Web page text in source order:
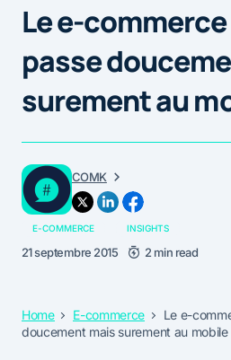
Le e-
passe
surement au
COMK
E-COMMERCE INSIGHTS
21 septembre 2015 2 min read
Home E-commerce
Le e-
doucement mais surement au mobile